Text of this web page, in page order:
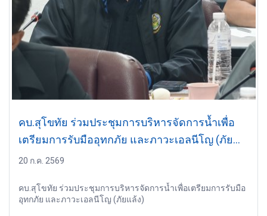
คบ.สุโขทัย ร่วมประชุมการบริหารจัดการน้ำเพื่อ
เตรียมการรับมืออุทกภัย และภาวะเอลนีโญ (ภัย
แล้ง)
20 ก.ค. 2569
คบ.สุโขทัย ร่วมประชุมการบริหารจัดการน้ำเพื่อเตรียมการรับมือ
อุทกภัย และภาวะเอลนีโญ (ภัยแล้ง)